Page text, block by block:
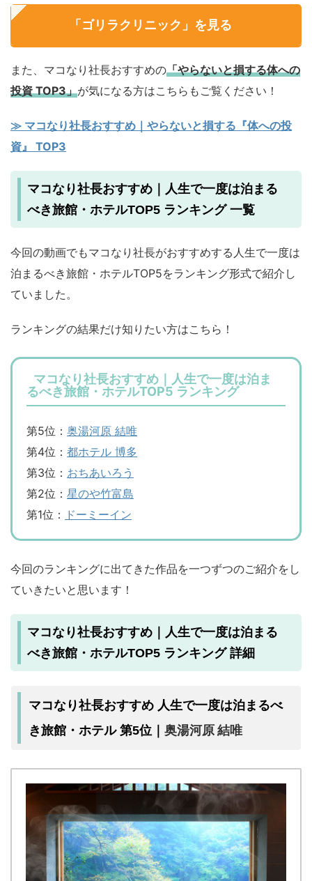
「ゴリラクリニック」を見る
また、マコなり社長おすすめの「やらないと損する体への
投資 TOP3」が気になる方はこちらもご覧ください！
≫ マコなり社長おすすめ｜やらないと損する『体への投
資』 TOP3
マコなり社長おすすめ｜人生で一度は泊まる
べき旅館・ホテルTOP5 ランキング 一覧
今回の動画でもマコなり社長がおすすめする人生で一度は
泊まるべき旅館・ホテルTOP5をランキング形式で紹介し
ていました。
ランキングの結果だけ知りたい方はこちら！
マコなり社長おすすめ｜人生で一度は泊ま
るべき旅館・ホテルTOP5 ランキング
第5位： 奥湯河原 結唯
第4位： 都ホテル 博多
第3位： おちあいろう
第2位： 星のや竹富島
第1位： ドーミーイン
今回のランキングに出てきた作品を一つずつのご紹介をし
ていきたいと思います！
マコなり社長おすすめ｜人生で一度は泊まる
べき旅館・ホテルTOP5 ランキング 詳細
マコなり社長おすすめ 人生で一度は泊まるべ
き旅館・ホテル 第5位｜奥湯河原 結唯